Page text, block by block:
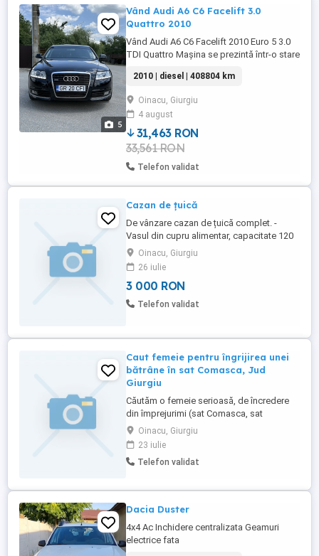
5
Vând Audi A6 C6 Facelift 3.0
Quattro 2010
Vând Audi A6 C6 Facelift 2010 Euro 5 3.0
TDI Quattro Mașina se prezintă într-o stare
DPF Activ cu tine curate . Acte Valabile ,
sunt proprietar (impozit platit) Cutie
automată schimbă foarte bine(recent
schimbat ulei+filtru) -Faruri automate cu
Bi-xenon și ...
2010 | diesel | 408804 km
Oinacu, Giurgiu
4 august
31,463 RON
33,561 RON
Telefon validat
Cazan de țuică
De vânzare cazan de țuică complet. -
Vasul din cupru alimentar, capacitate 120
litri - Capac din cupru alimentar - Țeava de
legătură, 2 buc, una din cupru, una din inox
- Serpentina din inox -Racitor, capacitate
220 litri
Oinacu, Giurgiu
26 iulie
3 000 RON
Telefon validat
Caut femeie pentru îngrijirea unei
bătrâne în sat Comasca, Jud
Giurgiu
Căutăm o femeie serioasă, de încredere
din împrejurimi (sat Comasca, sat
Braniștea sau comuna Oinacu), pentru
îngrijirea unei bătrâne în satul Comasca.
Atribuții principale: Servirea mesei,
îngrijirea corporală zilnică si administrarea
Programul de lucru, sarcinile ...
Oinacu, Giurgiu
23 iulie
Telefon validat
Dacia Duster
4x4 Ac Inchidere centralizata Geamuri
electrice fata